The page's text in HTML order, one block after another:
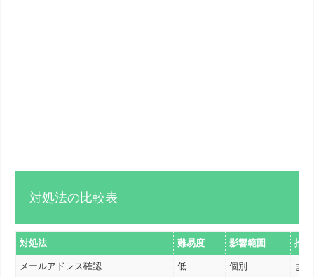
対処法の比較表
対処法 難易度 影響範囲 推
メールアドレス確認 低 個別 ま